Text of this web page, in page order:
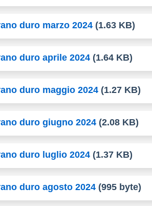
duro marzo 2024 (1.63 KB)
duro aprile 2024 (1.64 KB)
duro maggio 2024 (1.27 KB)
duro giugno 2024 (2.08 KB)
duro luglio 2024 (1.37 KB)
duro agosto 2024 (995 byte)